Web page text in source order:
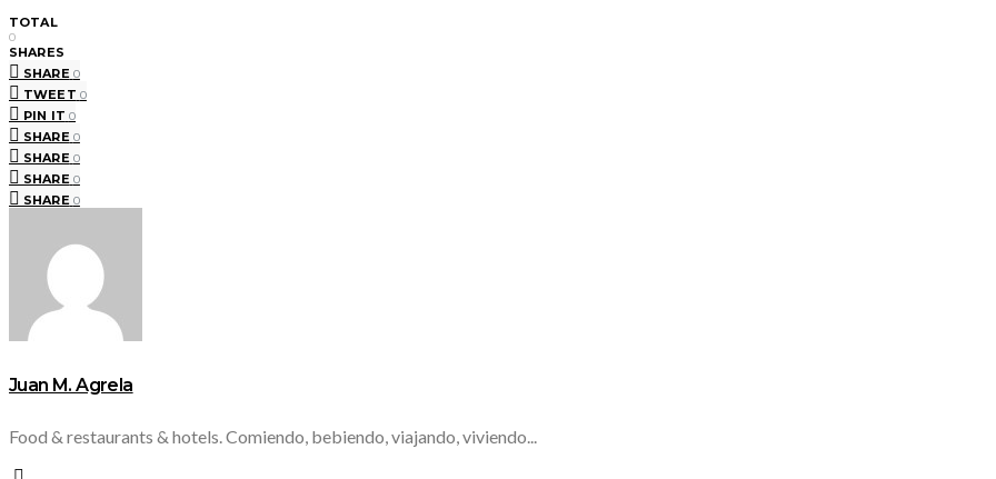
TOTAL
0
SHARES
SHARE 0
TWEET 0
PIN IT 0
SHARE 0
SHARE 0
SHARE 0
SHARE 0
Juan M. Agrela
Food & restaurants & hotels. Comiendo, bebiendo, viajando, viviendo...